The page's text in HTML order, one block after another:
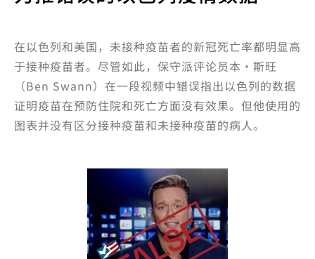
在以色列和美国，未接种疫苗者的新冠死亡率都明显高
于接种疫苗者。尽管如此，保守派评论员本·斯旺
（Ben Swann）在一段视频中错误指出以色列的数据
证明疫苗在预防住院和死亡方面没有效果。但他使用的
图表并没有区分接种疫苗和未接种疫苗的病人。